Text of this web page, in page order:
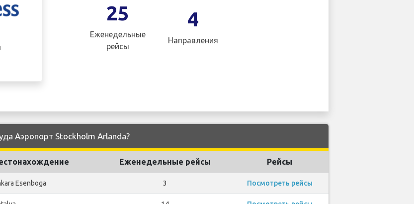
25
Еженедельные
рейсы
4
Направления
Аэропорт Stockholm Arlanda?
Еженедельные рейсы Рейсы
Esenboga 3 Посмотреть рейсы